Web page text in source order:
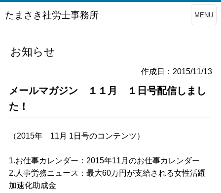
たまさき社労士事務所 MENU
お知らせ
作成日：2015/11/13
メールマガジン １１月 １日号配信しまし
た！
（2015年 11月 1日号のコンテンツ）
1.お仕事カレンダー：2015年11月のお仕事カレンダー
2.人事労務ニュース：最大60万円が支給される女性活躍
加速化助成金